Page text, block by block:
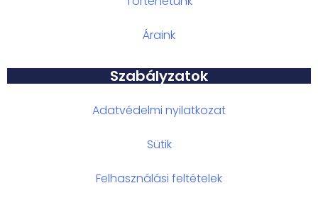
Áraink
Szabályzatok
Adatvédelmi nyilatkozat
Sütik
Felhasználási feltételek